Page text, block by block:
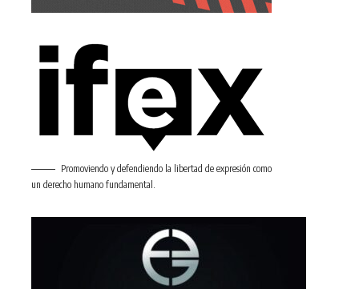
Promoviendo y defendiendo la libertad de expresión como
un derecho humano fundamental.